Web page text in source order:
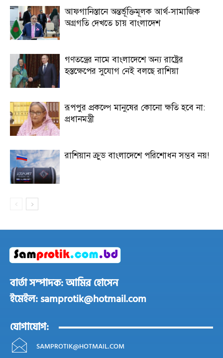
আফগানিস্তানে অন্তর্ভূক্তিমূলক আর্থ-সামাজিক
অগ্রগতি দেখতে চায় বাংলাদেশ
গণতন্ত্রের নামে বাংলাদেশে অন্য রাষ্ট্রের
হস্তক্ষেপের সুযোগ নেই বলছে রাশিয়া
রূপপুর প্রকল্পে মানুষের কোনো ক্ষতি হবে না:
প্রধানমন্ত্রী
রাশিয়ান ক্রুড বাংলাদেশে পরিশোধন সম্ভব নয়!
বার্তা সম্পাদক: আমির হোসেন
ইমেইল: samprotik@hotmail.com
যোগাযোগ:
SAMPROTIK@HOTMAIL.COM